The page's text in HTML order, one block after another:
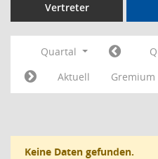
Vertreter
Quartal
Aktuell
Keine Daten gefunden.